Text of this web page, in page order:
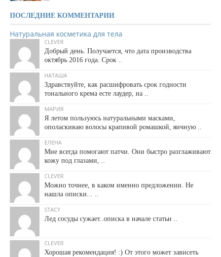
ПОСЛЕДНИЕ КОММЕНТАРИИ
Натуральная косметика для тела
CLEVER
Добрый день. Получается, что дата производства
октябрь 2016 года. Срок ..
НАТАША
Здравствуйте, как расшифровать срок годности
тонального крема есте лаудер, на ..
МАРИЯ
Я летом пользуюсь натуральными масками,
ополаскиваю волосы крапивой ромашкой, яичную ..
ЕЛЕНА
Мне всегда помогают патчи. Они быстро разглаживают
кожу под глазами, ..
CLEVER
Можно точнее, в каком именно предложении. Не
нашла описки... ..
STACY
Лед сосуды сужает..описка в начале статьи ..
CLEVER
Хорошая рекомендация! :) От этого может зависеть